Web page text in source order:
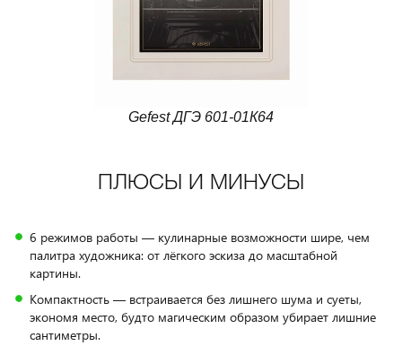
Gefest ДГЭ 601-01К64
ПЛЮСЫ И МИНУСЫ
6 режимов работы — кулинарные возможности шире, чем
палитра художника: от лёгкого эскиза до масштабной
картины.
Компактность — встраивается без лишнего шума и суеты,
экономя место, будто магическим образом убирает лишние
сантиметры.